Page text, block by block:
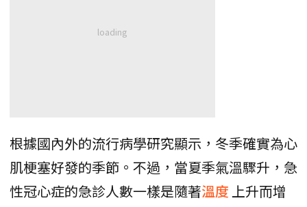
根據國內外的流行病學研究顯示，冬季確實為心
肌梗塞好發的季節。不過，當夏季氣溫驟升，急
性冠心症的急診人數一樣是隨著溫度 上升而增